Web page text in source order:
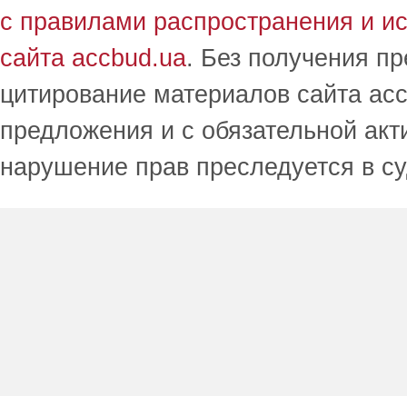
с правилами распространения и
сайта accbud.ua. Без получения
цитирование материалов сайта
предложения и с обязательной
нарушение прав преследуется в